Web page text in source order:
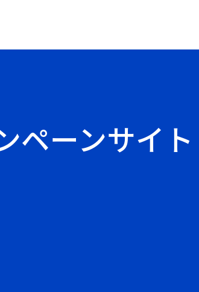
ペーンサイト